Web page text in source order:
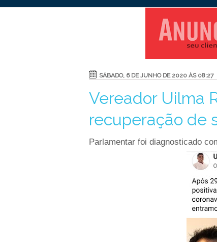
SÁBADO, 6 DE JUNHO DE 2020 ÀS 08:27
Vereador Uilma
recuperação de
Parlamentar foi diagnosticado